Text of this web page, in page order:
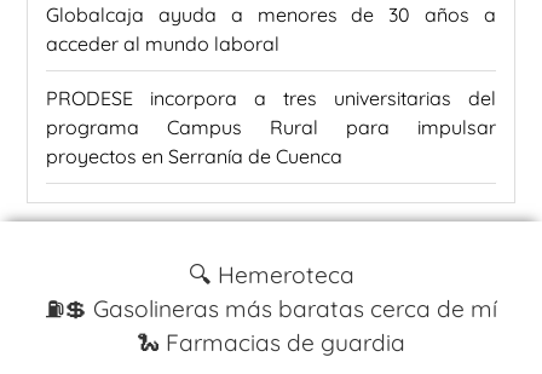
Globalcaja ayuda a menores de 30 años a
acceder al mundo laboral
PRODESE incorpora a tres universitarias del
programa Campus Rural para impulsar
proyectos en Serranía de Cuenca
🔍 Hemeroteca
⛽️💲 Gasolineras más baratas cerca de mí
🐍 Farmacias de guardia